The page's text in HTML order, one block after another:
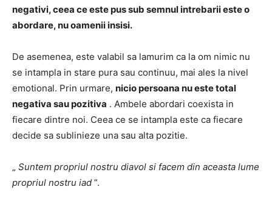
negativi, ceea ce este pus sub semnul intrebarii este o
abordare, nu oamenii insisi.
De asemenea, este valabil sa lamurim ca la om nimic nu
se intampla in stare pura sau continuu, mai ales la nivel
emotional. Prin urmare, nicio persoana nu este total
negativa sau pozitiva . Ambele abordari coexista in
fiecare dintre noi. Ceea ce se intampla este ca fiecare
decide sa sublinieze una sau alta pozitie.
„ Suntem propriul nostru diavol si facem din aceasta lume
propriul nostru iad ”.